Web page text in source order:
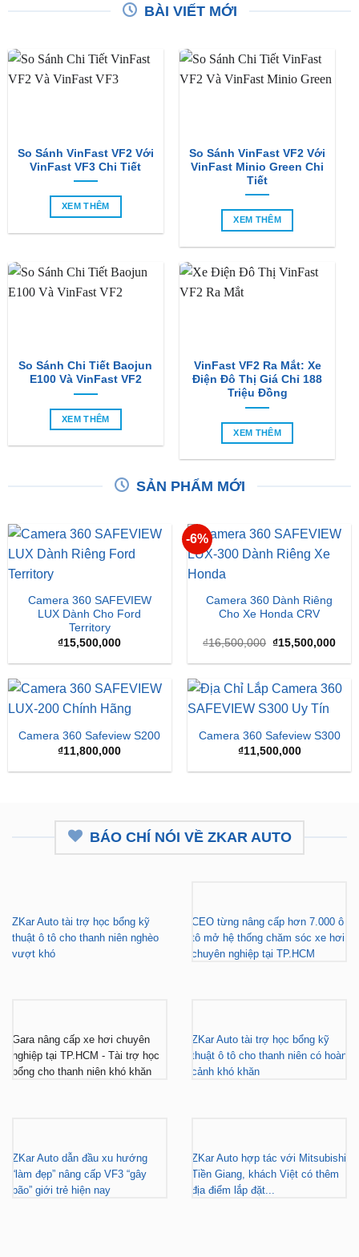
BÀI VIẾT MỚI
So Sánh VinFast VF2 Với
VinFast VF3 Chi Tiết
XEM THÊM
So Sánh VinFast VF2 Với
VinFast Minio Green Chi
Tiết
XEM THÊM
So Sánh Chi Tiết Baojun
E100 Và VinFast VF2
XEM THÊM
VinFast VF2 Ra Mắt: Xe
Điện Đô Thị Giá Chỉ 188
Triệu Đồng
XEM THÊM
SẢN PHẨM MỚI
Camera 360 SAFEVIEW
LUX Dành Cho Ford
Territory
₫15,500,000
-6%
Camera 360 Dành Riêng
Cho Xe Honda CRV
₫16,500,000 Giá
là:
₫15,500,000Giá
tại
Camera 360 Safeview S200
₫11,800,000
Camera 360 Safeview S300
₫11,500,000
BÁO CHÍ NÓI VỀ ZKAR AUTO
ZKar Auto tài trợ học bổng kỹ
thuật ô tô cho thanh niên nghèo
vượt khó
CEO từng nâng cấp hơn 7.000 ô
tô mở hệ thống chăm sóc xe hơi
chuyên nghiệp tại TP.HCM
Gara nâng cấp xe hơi chuyên
nghiệp tại TP.HCM - Tài trợ học
bổng cho thanh niên khó khăn
ZKar Auto tài trợ học bổng kỹ
thuật ô tô cho thanh niên có hoàn
cảnh khó khăn
ZKar Auto dẫn đầu xu hướng
“làm đẹp” nâng cấp VF3 “gây
bão” giới trẻ hiện nay
ZKar Auto hợp tác với Mitsubishi
Tiền Giang, khách Việt có thêm
địa điểm lắp đặt...